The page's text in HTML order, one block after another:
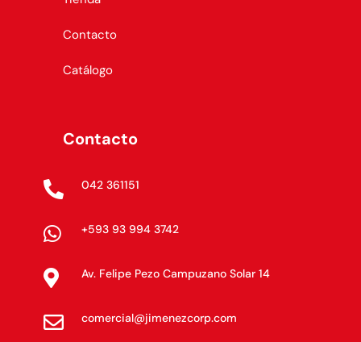
Contacto
Catálogo
Contacto
 042 361151
 +593 93 994 3742
 Av. Felipe Pezo Campuzano Solar 14
 comercial@jimenezcorp.com